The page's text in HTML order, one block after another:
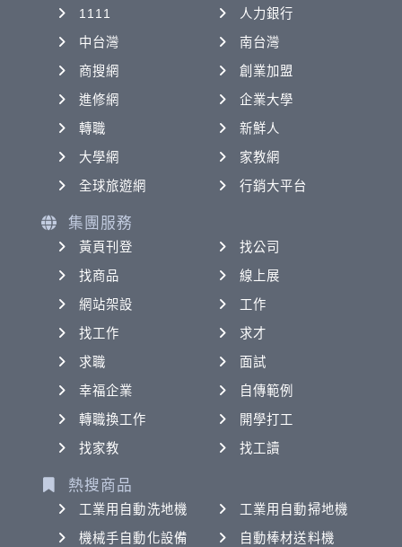
1111
人力銀行
中台灣
南台灣
商搜網
創業加盟
進修網
企業大學
轉職
新鮮人
大學網
家教網
全球旅遊網
行銷大平台
集團服務
黃頁刊登
找公司
找商品
線上展
網站架設
工作
找工作
求才
求職
面試
幸福企業
自傳範例
轉職換工作
開學打工
找家教
找工讀
熱搜商品
工業用自動洗地機
工業用自動掃地機
機械手自動化設備
自動棒材送料機